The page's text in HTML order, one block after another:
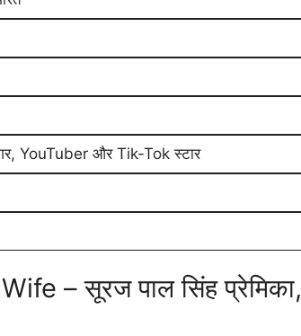
YouTuber और Tik-Tok स्टार
– सूरज पाल सिंह प्रेमिका,